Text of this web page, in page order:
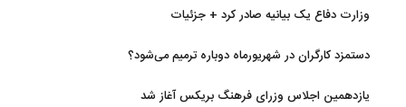
وزارت دفاع یک بیانیه صادر کرد + جزئیات
دستمزد کارگران در شهریورماه دوباره ترمیم می‌شود؟
یازدهمین اجلاس وزرای فرهنگ بریکس آغاز شد